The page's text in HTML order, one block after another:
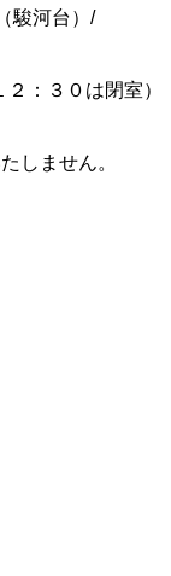
駿河台）/
：３０は閉室）
しません。